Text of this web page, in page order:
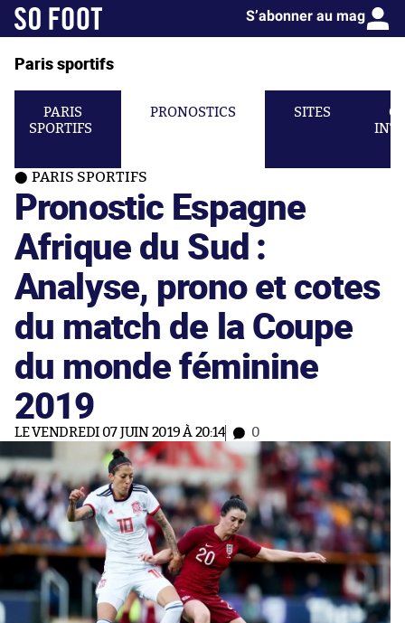
S’abonner au mag
Paris sportifs
PARIS
SPORTIFS
PRONOSTICS SITES
PARIS SPORTIFS
Pronostic Espagne
Afrique du Sud :
Analyse, prono et cotes
du match de la Coupe
du monde féminine
2019
LE VENDREDI 07 JUIN 2019 À 20:14 0